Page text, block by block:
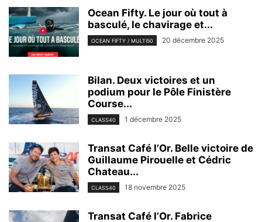
Ocean Fifty. Le jour où tout à
basculé, le chavirage et...
OCEAN FIFTY / MULTI50 20 décembre 2025
Bilan. Deux victoires et un
podium pour le Pôle Finistère
Course...
CLASS40 1 décembre 2025
Transat Café l’Or. Belle victoire de
Guillaume Pirouelle et Cédric
Chateau...
CLASS40 18 novembre 2025
Transat Café l’Or. Fabrice